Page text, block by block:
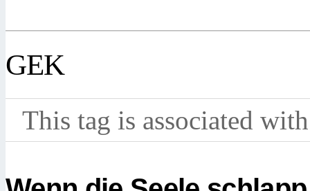
GEK
This tag is associated